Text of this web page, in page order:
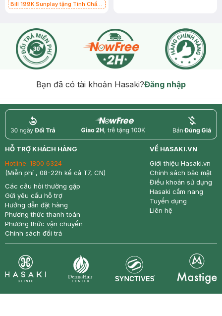
Bill 199K Sunplay tặng Tinh Chất
Bạn đã có tài khoản Hasaki?Đăng nhập
return nowfree price
HỖ TRỢ KHÁCH HÀNG
Hotline: 1800 6324
(Miễn phí , 08-22h kể cả T7, CN)
Các câu hỏi thường gặp
Gửi yêu cầu hỗ trợ
Hướng dẫn đặt hàng
Phương thức thanh toán
Phương thức vận chuyển
Chính sách đổi trả
VỀ HASAKI.VN
Giới thiệu Hasaki.vn
Chính sách bảo mật
Điều khoản sử dụng
Hasaki cẩm nang
Tuyển dụng
Liên hệ